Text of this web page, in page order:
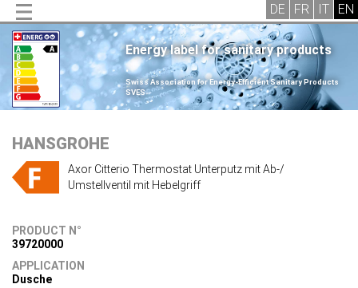
Energy label for sanitary products
.
Swiss Association for Energy-Efficient Sanitary Products
SVES
.
HANSGROHE
Axor Citterio Thermostat Unterputz mit Ab-/
Umstellventil mit Hebelgriff
PRODUCT N°
39720000
APPLICATION
Dusche